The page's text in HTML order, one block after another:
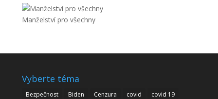
Manželství pro všechny
Vyberte téma
Bezpečnost Biden Cenzura covid
covid 19